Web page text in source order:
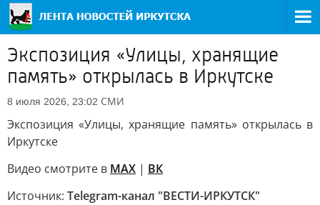
Экспозиция «Улицы, хранящие
память» открылась в Иркутске
8 июля 2026, 23:02 СМИ
Экспозиция «Улицы, хранящие память» открылась в
Иркутске
Видео смотрите в MAX | ВК
Источник: Telegram-канал "ВЕСТИ-ИРКУТСК"